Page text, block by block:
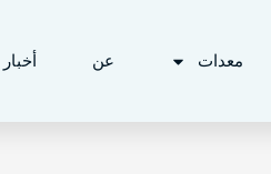
معدات عن أخبار